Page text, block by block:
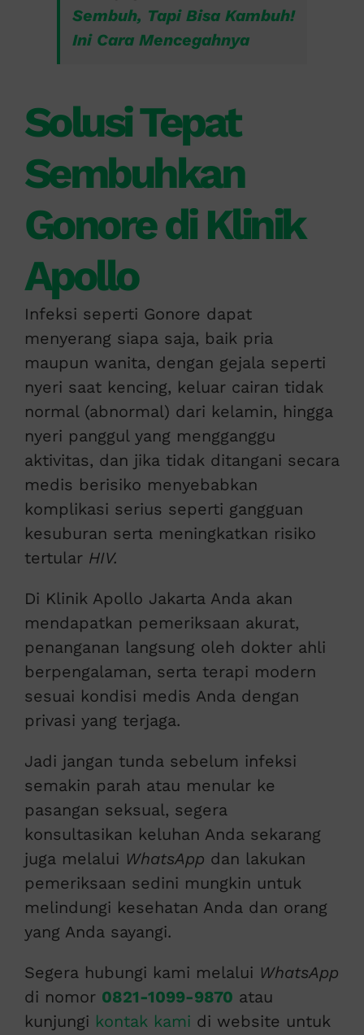
Sembuh, Tapi Bisa Kambuh!
Ini Cara Mencegahnya
Solusi Tepat
Sembuhkan
Gonore di Klinik
Apollo
Infeksi seperti Gonore dapat
menyerang siapa saja, baik pria
maupun wanita, dengan gejala seperti
nyeri saat kencing, keluar cairan tidak
normal (abnormal) dari kelamin, hingga
nyeri panggul yang mengganggu
aktivitas, dan jika tidak ditangani secara
medis berisiko menyebabkan
komplikasi serius seperti gangguan
kesuburan serta meningkatkan risiko
tertular HIV.
Di Klinik Apollo Jakarta Anda akan
mendapatkan pemeriksaan akurat,
penanganan langsung oleh dokter ahli
berpengalaman, serta terapi modern
sesuai kondisi medis Anda dengan
privasi yang terjaga.
Jadi jangan tunda sebelum infeksi
semakin parah atau menular ke
pasangan seksual, segera
konsultasikan keluhan Anda sekarang
juga melalui WhatsApp dan lakukan
pemeriksaan sedini mungkin untuk
melindungi kesehatan Anda dan orang
yang Anda sayangi.
Segera hubungi kami melalui WhatsApp
di nomor 0821-1099-9870 atau
kunjungi kontak kami di website untuk